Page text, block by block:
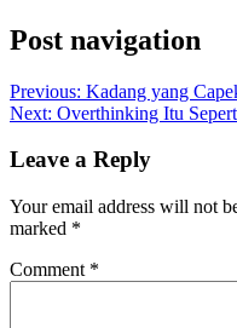
Post navigation
Previous: Kadang yang
Next: Overthinking Itu
Leave a Reply
Your email address will not
marked *
Comment *